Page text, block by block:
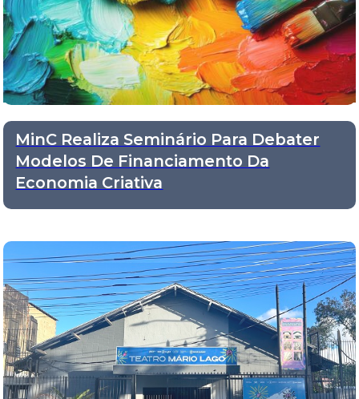
MinC Realiza Seminário Para Debater
Modelos De Financiamento Da
Economia Criativa